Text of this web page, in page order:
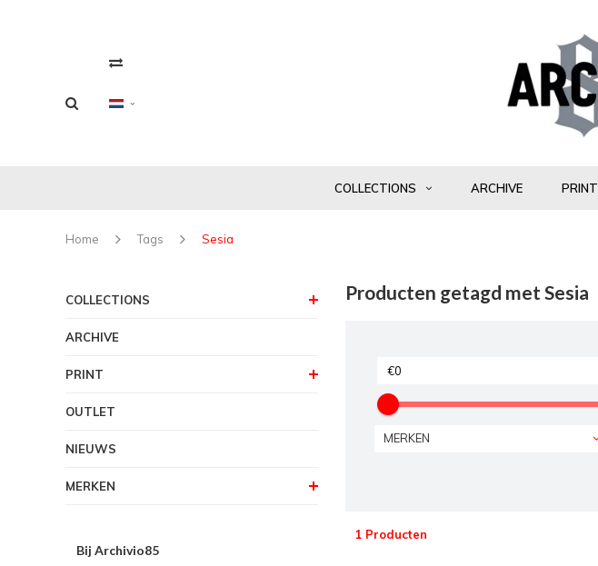
COLLECTIONS ARCHIVE PRINT
Home Tags Sesia
COLLECTIONS
ARCHIVE
PRINT
OUTLET
NIEUWS
MERKEN
Bij Archivio85
Producten getagd met Sesia
MERKEN
1 Producten